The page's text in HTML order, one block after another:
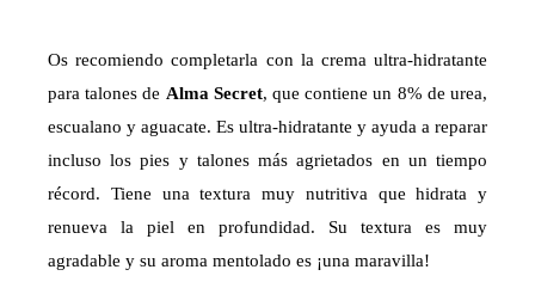
Os recomiendo completarla con la crema ultra-hidratante
para talones de Alma Secret, que contiene un 8% de urea,
escualano y aguacate. Es ultra-hidratante y ayuda a reparar
incluso los pies y talones más agrietados en un tiempo
récord. Tiene una textura muy nutritiva que hidrata y
renueva la piel en profundidad. Su textura es muy
agradable y su aroma mentolado es ¡una maravilla!